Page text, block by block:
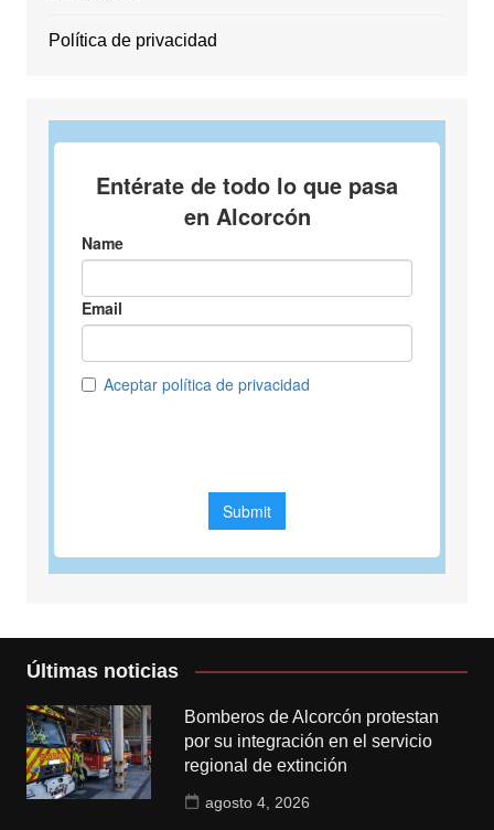
Política de privacidad
Últimas noticias
Bomberos de Alcorcón protestan
por su integración en el servicio
regional de extinción
agosto 4, 2026